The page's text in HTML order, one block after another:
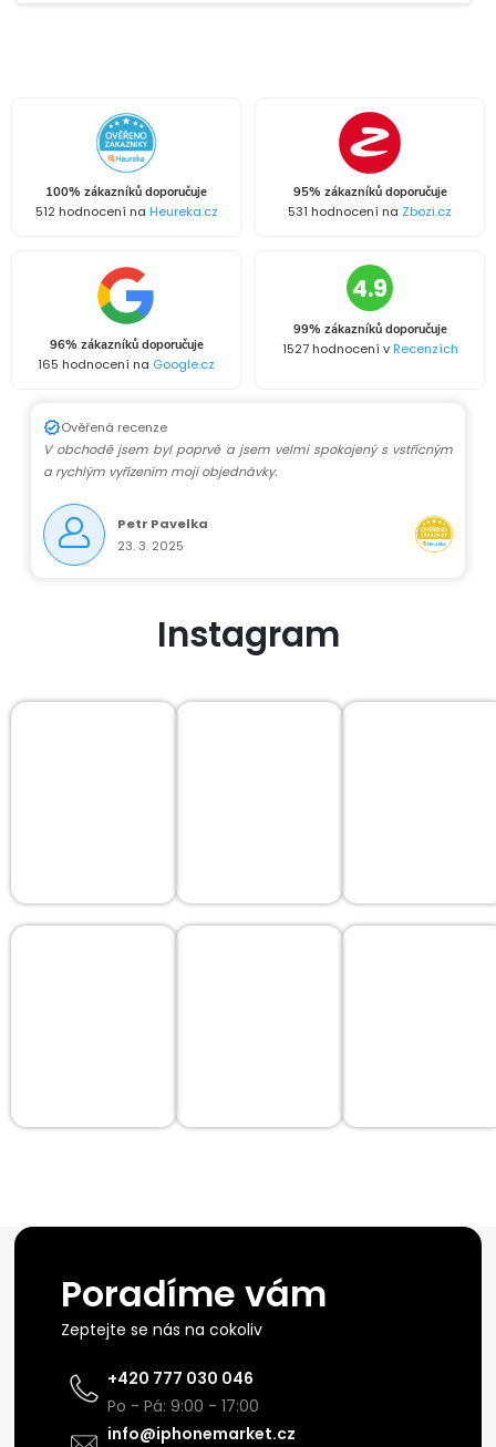
100% zákazníků doporučuje
512 hodnocení na Heureka.cz
95% zákazníků doporučuje
531 hodnocení na Zbozi.cz
96% zákazníků doporučuje
165 hodnocení na Google.cz
4.9
99% zákazníků doporučuje
1527 hodnocení vRecenzích
Ověřená recenze
V obchodě jsem byl poprvé a jsem velmi spokojený s vstřícným
a rychlým vyřízením mojí objednávky.
Petr Pavelka
23. 3. 2025
Instagram
Poradíme vám
Zeptejte se nás na cokoliv
+420 777 030 046
Po - Pá: 9:00 - 17:00
info@iphonemarket.cz